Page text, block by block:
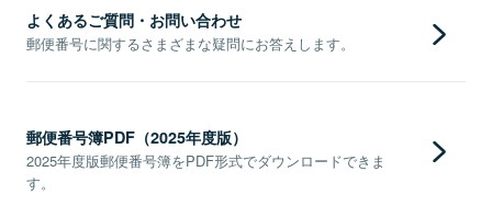
よくあるご質問・お問い合わせ
郵便番号に関するさまざまな疑問にお答えします。
郵便番号簿PDF（2025年度版）
2025年度版郵便番号簿をPDF形式でダウンロードできま
す。